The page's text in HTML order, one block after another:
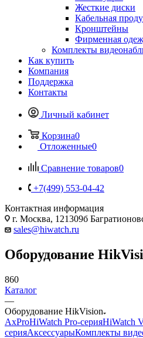
Жесткие диски
Кабельная
Кронштейны
Фирменная
Комплекты
Как купить
Компания
Поддержка
Контакты
Личный кабинет
Корзина0
Отложенные0
Сравнение товаров0
+7(499) 553-04-42
Контактная информация
г. Москва, 121309б
sales@hiwatch.ru
Оборудование
860
Каталог
—
Оборудование HikVision
AxProHiWatch Pro-серияHiWatch
серияАксессуарыКомплекты